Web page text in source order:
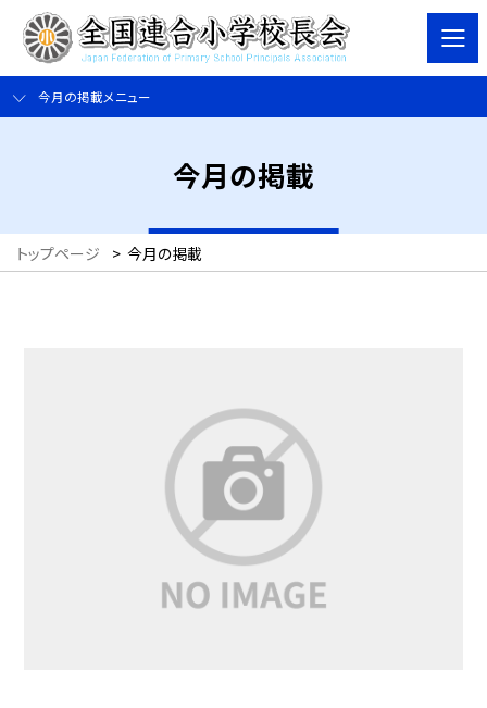
今月の掲載メニュー
今月の掲載
トップページ > 今月の掲載